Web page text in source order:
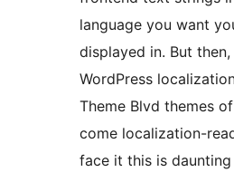
language you want
displayed in. But
WordPress
Theme Blvd themes
come localization-
face it this is